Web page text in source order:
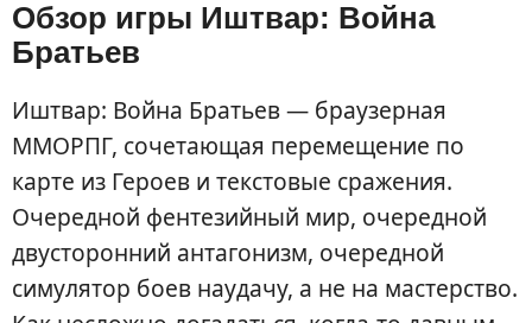
Обзор игры Иштвaр: Вoйнa
Брaтьeв
Иштвар: Война Братьев — браузерная
ММОРПГ, сочетающая перемещение по
карте из Героев и текстовые сражения.
Очередной фентезийный мир, очередной
двусторонний антагонизм, очередной
симулятор боев наудачу, а не на мастерство.